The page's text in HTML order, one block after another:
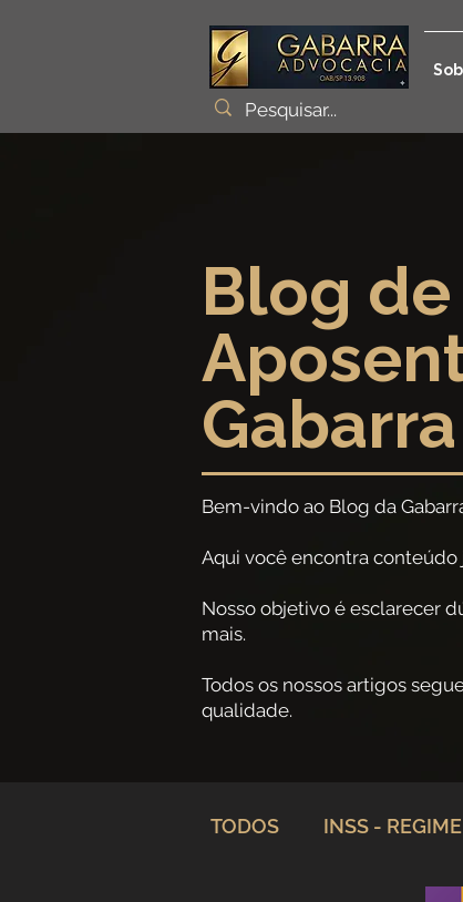
Blog
Bem-vindo ao Blog da
Aqui você encontra
Nosso objetivo é esclarecer
mais.
Todos os nossos artigos
qualidade.
TODOS INSS -